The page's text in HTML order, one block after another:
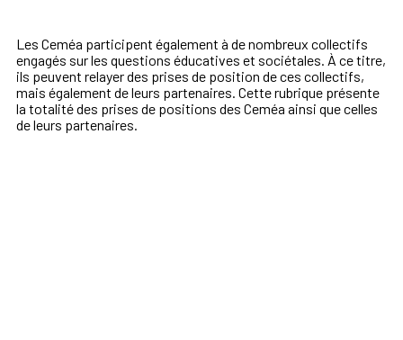
Les Ceméa participent également à de nombreux collectifs
engagés sur les questions éducatives et sociétales. À ce titre,
ils peuvent relayer des prises de position de ces collectifs,
mais également de leurs partenaires. Cette rubrique présente
la totalité des prises de positions des Ceméa ainsi que celles
de leurs partenaires.